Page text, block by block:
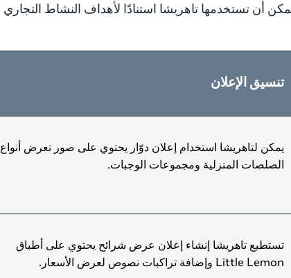
تنسيق الإعلان
يمكن لتاهريشا استخدام إعلان دوّار يحتوي على صور تعرض أنواع
الصلصات المنزلية ومجموعات الوجبات.
تستطيع تاهريشا إنشاء إعلان عرض شرائح يحتوي على أطباق
Little Lemon وإضافة تراكبات نصوص لعرض الأسعار.